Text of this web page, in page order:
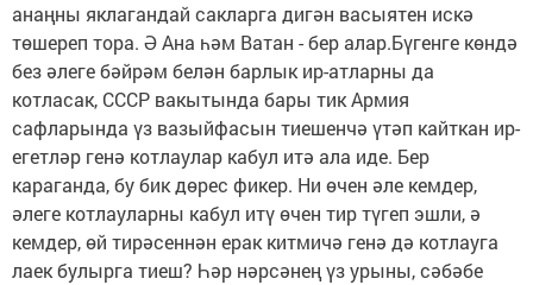
анаңны яклагандай сакларга дигән васыятен искә
төшереп тора. Ә Ана һәм Ватан - бер алар.Бүгенге көндә
без әлеге бәйрәм белән барлык ир-атларны да
котласак, СССР вакытында бары тик Армия
сафларында үз вазыйфасын тиешенчә үтәп кайткан ир-
егетләр генә котлаулар кабул итә ала иде. Бер
караганда, бу бик дөрес фикер. Ни өчен әле кемдер,
әлеге котлауларны кабул итү өчен тир түгеп эшли, ә
кемдер, өй тирәсеннән ерак китмичә генә дә котлауга
лаек булырга тиеш? Һәр нәрсәнең үз урыны, сәбәбе